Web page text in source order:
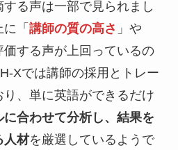
る声は一部で見られまし
「 講師の質の高さ 」や
価する声が上回っているの
Xでは講師の採用とトレー
、単に英語ができるだけ
合わせて分析し、結果を
人材を厳選しているようで